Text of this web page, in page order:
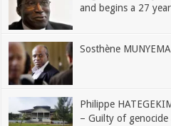
and begins a 27
Sosthène
Philippe
– Guilty of